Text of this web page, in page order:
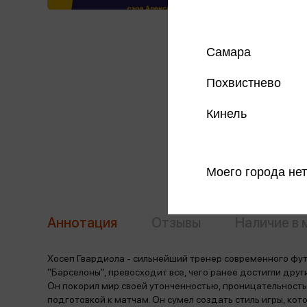
Аннотация
Хосеп Гвардиола - сильнейший тренер современного
"Барселоны", превосходит все, чего ранее достигли
Он покорил мир своей утонченностью,
подготовкой к матчам. Он сумел создать стиль игры,
Самара
Похвистнево
Кинель
Моего города